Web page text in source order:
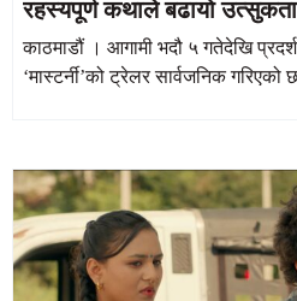
रहस्यपूर्ण कथाले बढायो उत्सुकता
काठमाडौं । आगामी भदौ ५ गतेदेखि
‘मास्टर्नी’को ट्रेलर सार्वजनिक